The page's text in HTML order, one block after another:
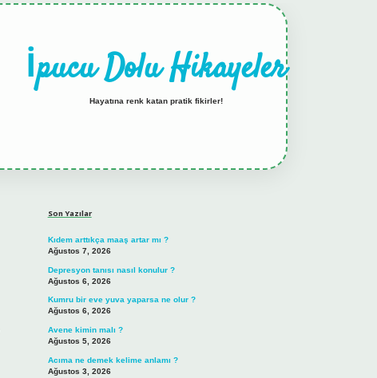
İpucu Dolu Hikayeler
Hayatına renk katan pratik fikirler!
Son Yazılar
Kıdem arttıkça maaş artar mı ?
Ağustos 7, 2026
Depresyon tanısı nasıl konulur ?
Ağustos 6, 2026
Kumru bir eve yuva yaparsa ne olur ?
Ağustos 6, 2026
Avene kimin malı ?
Ağustos 5, 2026
Acıma ne demek kelime anlamı ?
Ağustos 3, 2026